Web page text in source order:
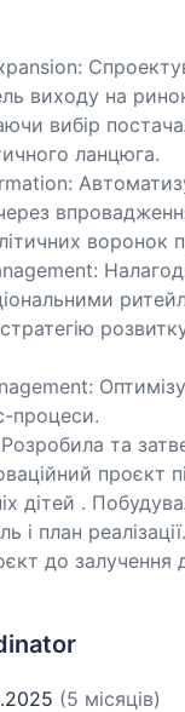
виходу на
вибір
ланцюга.
воронок
процеси.
та
проєкт
дітей .
і план реалізації.
до залучення
(5 місяців)